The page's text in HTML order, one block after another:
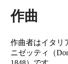
作曲
作曲者はイタリ
ニゼッティ（